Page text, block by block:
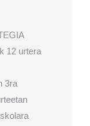
12 urtera
3ra